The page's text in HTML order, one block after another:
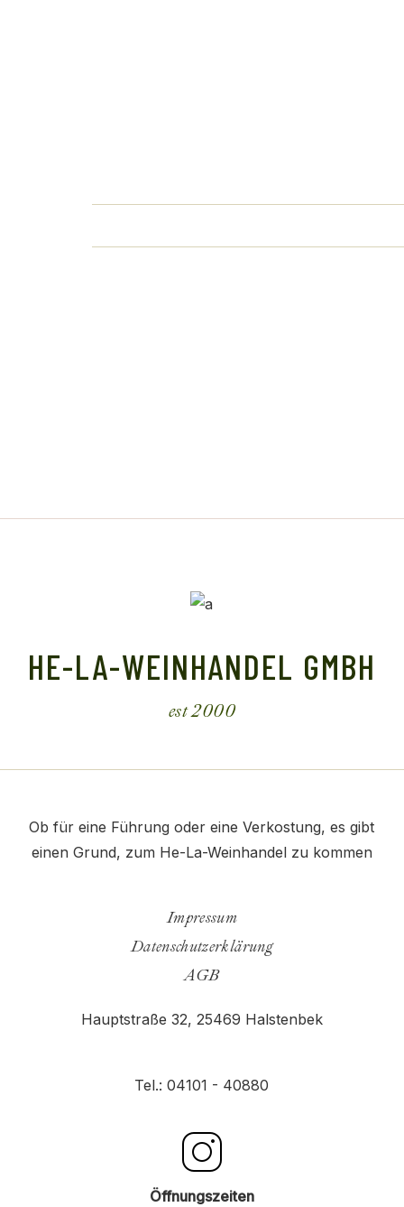
HE-LA-WEINHANDEL GMBH
est 2000
Ob für eine Führung oder eine Verkostung, es gibt
einen Grund, zum He-La-Weinhandel zu kommen
Impressum
Datenschutzerklärung
AGB
Hauptstraße 32, 25469 Halstenbek
Tel.: 04101 - 40880
Öffnungszeiten